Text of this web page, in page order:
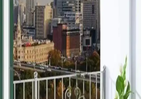
Güncel Bilgi Eksikliği ve
mevcut bilgiler yetersiz. Ürün
uzman kaynakların incelenmesi gerekiyor.
analiz için yeterli değil.
ve Balkon Masası ile Sandalye
ve Kullanıcı Yorumları